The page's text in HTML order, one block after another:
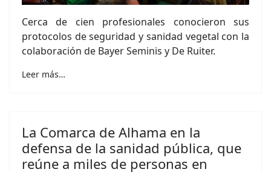
Cerca de cien profesionales conocieron sus
protocolos de seguridad y sanidad vegetal con la
colaboración de Bayer Seminis y De Ruiter.
Leer más…
La Comarca de Alhama en la
defensa de la sanidad pública, que
reúne a miles de personas en